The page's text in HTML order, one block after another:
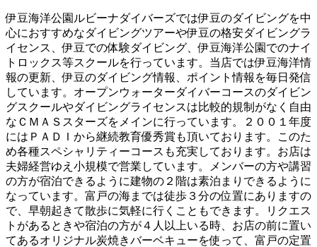
伊豆海洋公園ルビーナダイバーズでは伊豆のダイビングを中
心におすすめなダイビングツアーや伊豆の格安ダイビングラ
イセンス、伊豆での体験ダイビング、伊豆海洋公園でのナイ
トロックス等スクールを行っています。当店では伊豆海洋情
報の更新、伊豆のダイビング情報、ポイント情報を毎日発信
しています。オープンウォーターダイバーコースのダイビン
グスクールやダイビングライセンスは比較的規制がなく自由
なＣＭＡＳスターズをメインに行っています。２００１年度
にはＰＡＤＩから継続教育優秀賞も頂いております。このた
め各種スペシャリティーコースも充実しております。お店は
夫婦経営ゆえ小規模で営業しています。メンバーの方や講習
の方が宿泊できるように建物の２階は素泊まりできるように
なっています。富戸の海までは徒歩３分の位置にありますの
で、早朝起きて散歩に気軽に行くこともできます。リクエス
トがあるときや宿泊の方が４人以上いる時、お店の前に置い
てあるオリジナル炭焼きバーベキューを使って、富戸の定置